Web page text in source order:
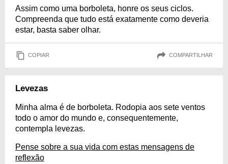
Assim como uma borboleta, honre os seus ciclos.
Compreenda que tudo está exatamente como deveria
estar, basta saber olhar.
COPIAR COMPARTILHAR
Levezas
Minha alma é de borboleta. Rodopia aos sete ventos
todo o amor do mundo e, consequentemente,
contempla levezas.
Pense sobre a sua vida com estas mensagens de
reflexão